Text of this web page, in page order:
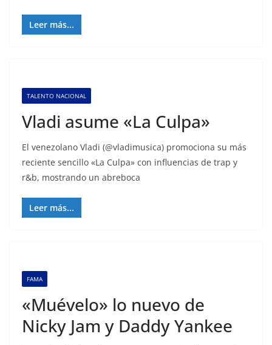
Leer más...
TALENTO NACIONAL
Vladi asume «La Culpa»
El venezolano Vladi (@vladimusica) promociona su más
reciente sencillo «La Culpa» con influencias de trap y
r&b, mostrando un abreboca
Leer más...
FAMA
«Muévelo» lo nuevo de
Nicky Jam y Daddy Yankee